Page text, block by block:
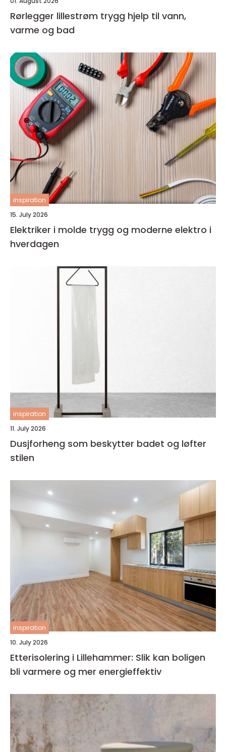
Rørlegger lillestrøm trygg hjelp til vann,
varme og bad
inspiration
15. July 2026
Elektriker i molde trygg og moderne elektro i
hverdagen
inspiration
11. July 2026
Dusjforheng som beskytter badet og løfter
stilen
inspiration
10. July 2026
Etterisolering i Lillehammer: Slik kan boligen
bli varmere og mer energieffektiv